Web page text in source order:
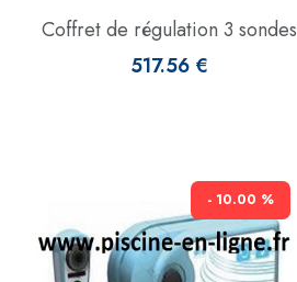
Coffret de régulation 3 sondes
517.56 €
- 10.00 %